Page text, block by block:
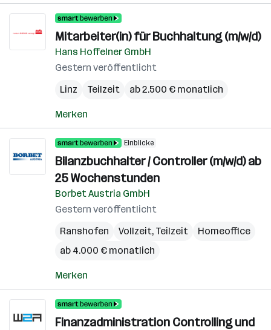
Mitarbeiter(in) für Buchhaltung (m/w/d)
Hans Hoffelner GmbH
Gestern veröffentlicht
Linz
Teilzeit ab 2.500 € monatlich
Merken
Einblicke
Bilanzbuchhalter / Controller (m/w/d) ab
25 Wochenstunden
Borbet Austria GmbH
Gestern veröffentlicht
Ranshofen
Vollzeit, Teilzeit
Homeoffice
ab 4.000 € monatlich
Merken
Finanzadministration Controlling und